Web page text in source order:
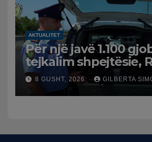
AKTUALITET
Për një javë 1.100
tejkalim shpejtësie,
publikon videon:
trafikut së shpejti në
funksion
8 GUSHT, 2026 GILBERTA